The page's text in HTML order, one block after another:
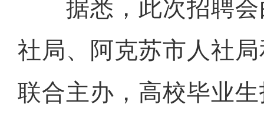
据悉，此次招聘会
社局、阿克苏市人社
联合主办，高校毕业